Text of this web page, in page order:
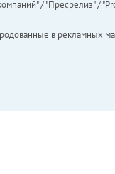
/ "Пресрелиз" /
в рекламных